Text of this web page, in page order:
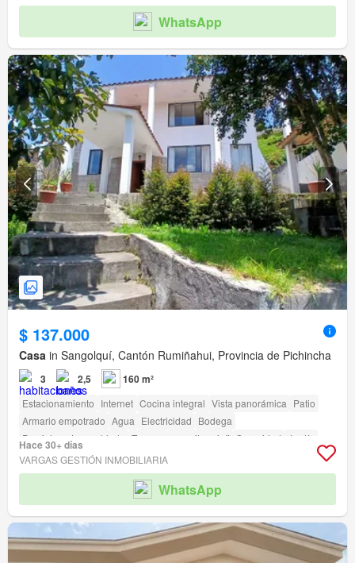
WhatsApp
$ 137.000
Casa in Sangolquí, Cantón Rumiñahui, Provincia de Pichincha
3 2,5 160 m²
Estacionamiento Internet Cocina integral Vista panorámica Patio
Armario empotrado Agua Electricidad Bodega
Parcialmente amoblado
Terraza amenity_wi_fi Seguridad
Jardín
Parrilla Garita de guardianía
Hace 30+ días
VARGAS GESTIÓN INMOBILIARIA
WhatsApp